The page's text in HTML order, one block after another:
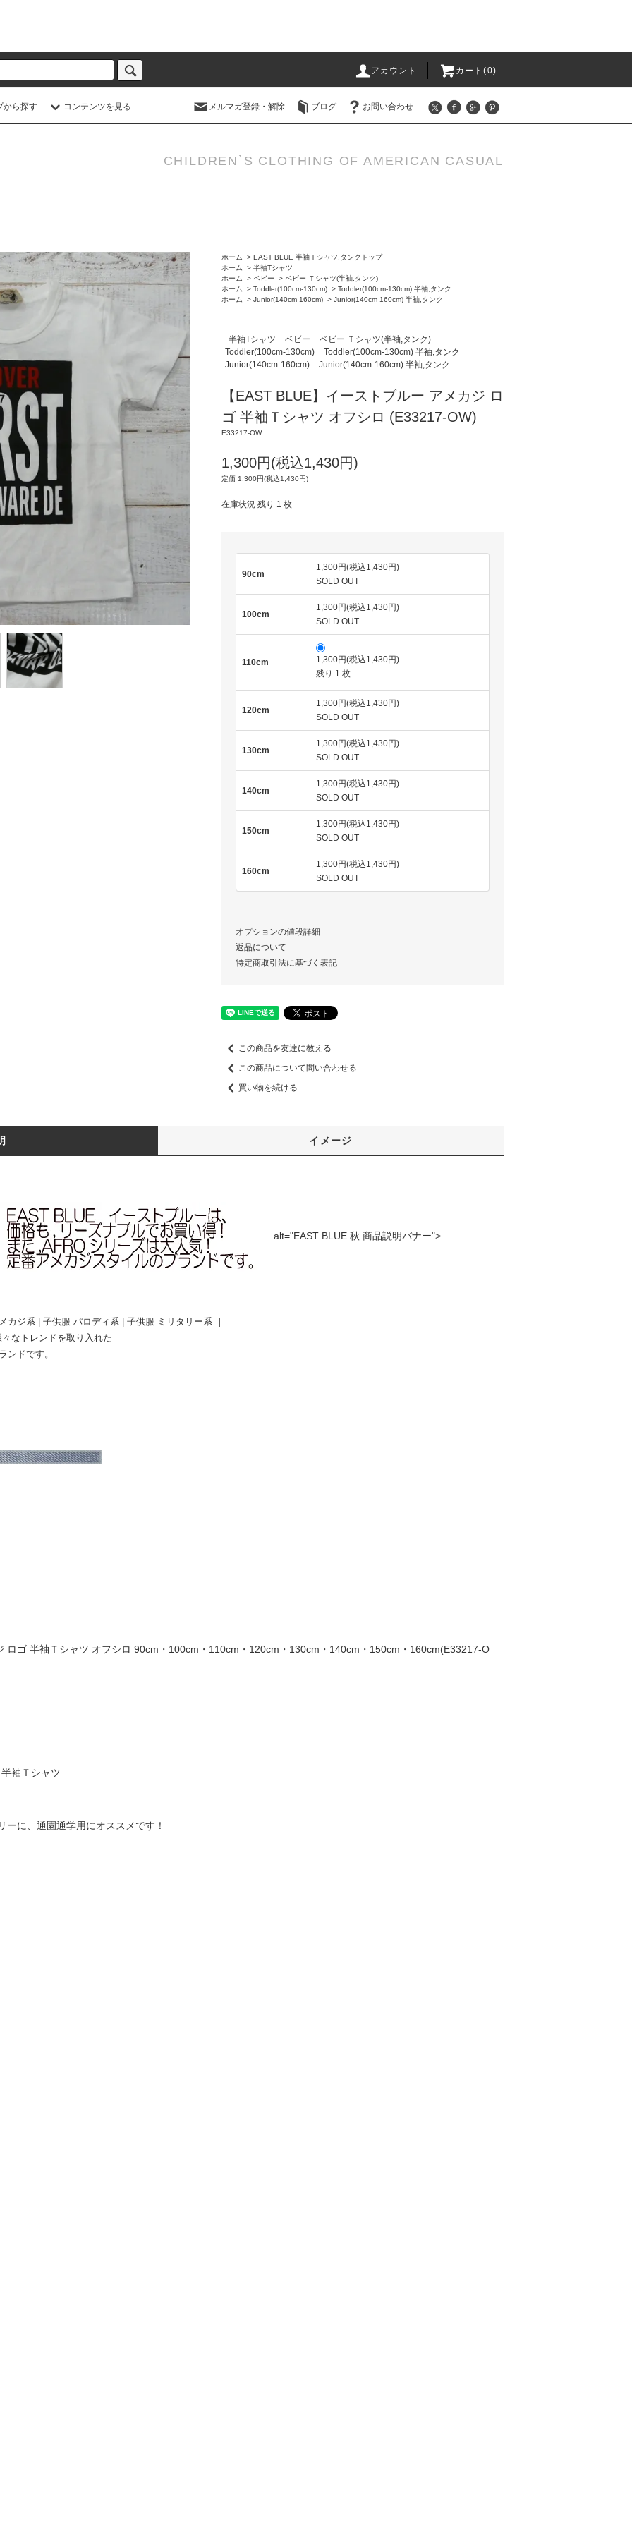
アカウント カート(0)
から探す コンテンツを見る メルマガ登録・解除 ブログ お問い合わせ
CHILDREN`S CLOTHING OF AMERICAN CASUAL
ホーム > EAST BLUE 半袖Ｔシャツ,タンクトップ
ホーム
> 半袖Tシャツ
ホーム
> ベビー > ベビー Ｔシャツ(半袖,タンク)
ホーム
> Toddler(100cm-130cm) > Toddler(100cm-130cm) 半袖,タンク
ホーム
> Junior(140cm-160cm) > Junior(140cm-160cm) 半袖,タンク
半袖Tシャツ ベビー
ベビー Ｔシャツ(半袖,タンク)
Toddler(100cm-130cm)
Toddler(100cm-130cm) 半袖,タンク
Junior(140cm-160cm)
Junior(140cm-160cm) 半袖,タンク
【EAST BLUE】イーストブルー アメカジ ロ
ゴ 半袖Ｔシャツ オフシロ (E33217-OW)
E33217-OW
1,300円(税込1,430円)
定価 1,300円(税込1,430円)
在庫状況 残り 1 枚
90cm
1,300円(税込1,430円)
SOLD OUT
100cm
1,300円(税込1,430円)
SOLD OUT
110cm
1,300円(税込1,430円)
残り 1 枚
120cm
1,300円(税込1,430円)
SOLD OUT
130cm
1,300円(税込1,430円)
SOLD OUT
140cm
1,300円(税込1,430円)
SOLD OUT
150cm
1,300円(税込1,430円)
SOLD OUT
160cm
1,300円(税込1,430円)
SOLD OUT
オプションの値段詳細
返品について
特定商取引法に基づく表記
この商品を友達に教える
この商品について問い合わせる
買い物を続ける
イメージ
alt="EAST BLUE 秋 商品説明バナー">
ジ系 | 子供服 パロディ系 | 子供服 ミリタリー系 ｜
なトレンドを取り入れた
ンドです。
ロゴ 半袖Ｔシャツ オフシロ 90cm・100cm・110cm・120cm・130cm・140cm・150cm・160cm(E33217-O
袖Ｔシャツ
に、通園通学用にオススメです！